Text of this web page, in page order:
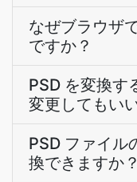
なぜブラウザ
ですか？
PSD を変換す
変更してもい
PSD ファイル
換できますか？